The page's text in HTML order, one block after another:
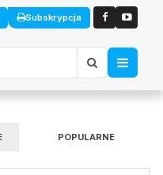
Subskrypcja
POPULARNE